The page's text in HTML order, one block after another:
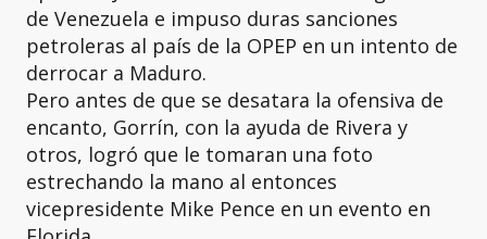
de Venezuela e impuso duras sanciones
petroleras al país de la OPEP en un intento de
derrocar a Maduro.
Pero antes de que se desatara la ofensiva de
encanto, Gorrín, con la ayuda de Rivera y
otros, logró que le tomaran una foto
estrechando la mano al entonces
vicepresidente Mike Pence en un evento en